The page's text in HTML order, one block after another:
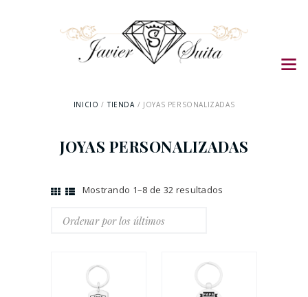
INICIO TIENDA JOYAS PERSONALIZADAS
JOYAS PERSONALIZADAS
Mostrando 1–8 de 32 resultados